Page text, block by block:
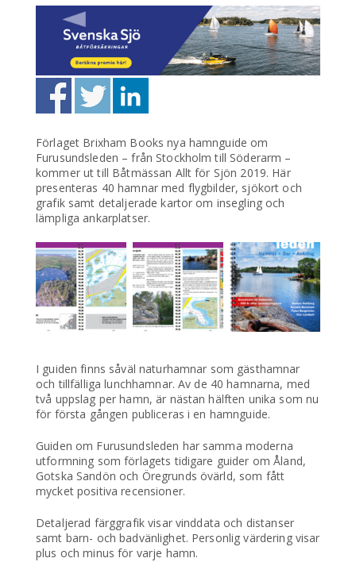
Förlaget Brixham Books nya hamnguide om
Furusundsleden – från Stockholm till Söderarm –
kommer ut till Båtmässan Allt för Sjön 2019. Här
presenteras 40 hamnar med flygbilder, sjökort och
grafik samt detaljerade kartor om insegling och
lämpliga ankarplatser.
I guiden finns såväl naturhamnar som gästhamnar
och tillfälliga lunchhamnar. Av de 40 hamnarna, med
två uppslag per hamn, är nästan hälften unika som nu
för första gången publiceras i en hamnguide.
Guiden om Furusundsleden har samma moderna
utformning som förlagets tidigare guider om Åland,
Gotska Sandön och Öregrunds övärld, som fått
mycket positiva recensioner.
Detaljerad färggrafik visar vinddata och distanser
samt barn- och badvänlighet. Personlig värdering visar
plus och minus för varje hamn.